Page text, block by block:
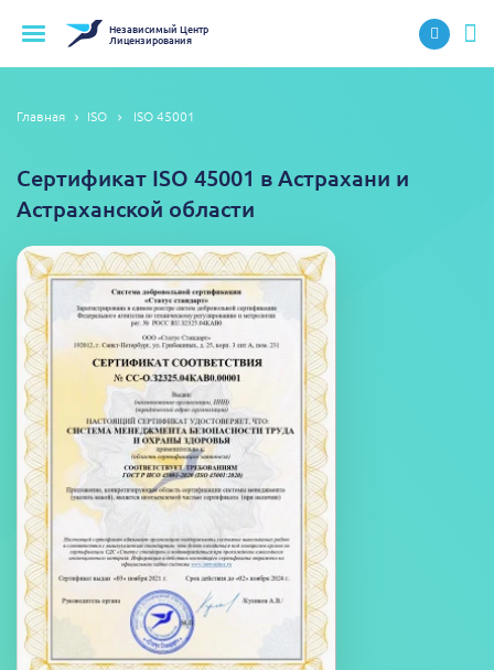
НезависимыйЦентр
Лицензирования
Главная ISO ISO 45001
Сертификат ISO 45001 в Астрахани и
Астраханской области